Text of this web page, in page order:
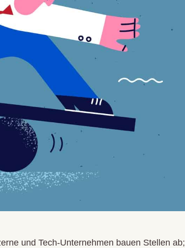
und Tech-Unternehmen bauen Stellen ab;